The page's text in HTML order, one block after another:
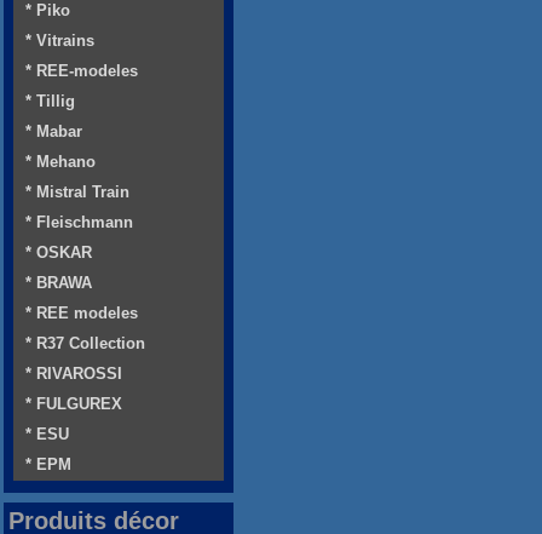
* Piko
* Vitrains
* REE-modeles
* Tillig
* Mabar
* Mehano
* Mistral Train
* Fleischmann
* OSKAR
* BRAWA
* REE modeles
* R37 Collection
* RIVAROSSI
* FULGUREX
* ESU
* EPM
Produits décor